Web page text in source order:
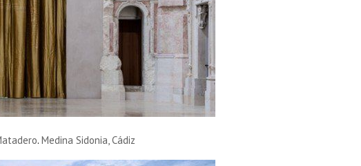
. Medina Sidonia, Cádiz